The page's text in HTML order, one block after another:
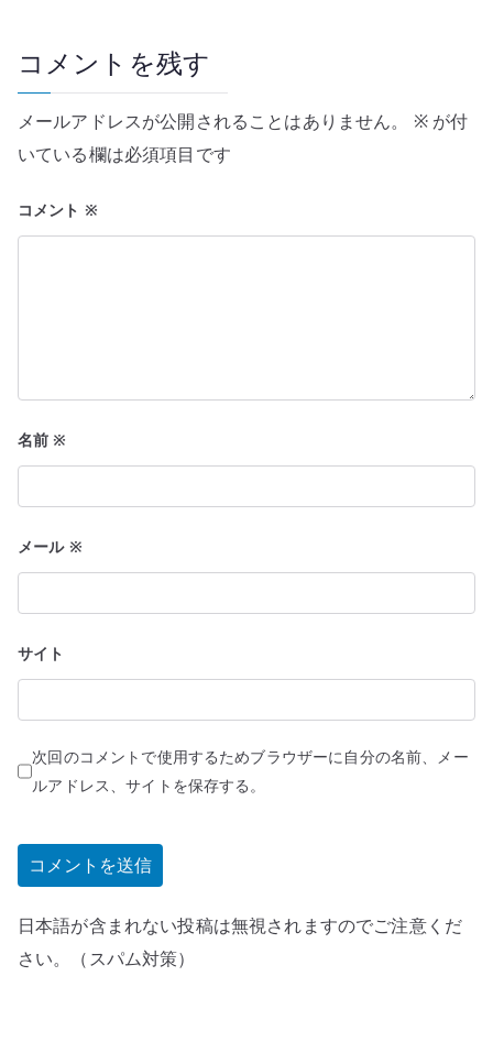
ー
シ
ョ
ン
コメントを残す
メールアドレスが公開されることはありません。 ※が付
いている欄は必須項目です
コメント ※
名前※
メール ※
サイト
次回のコメントで使用するためブラウザーに自分の名前、メー
ルアドレス、サイトを保存する。
日本語が含まれない投稿は無視されますのでご注意くだ
さい。（スパム対策）